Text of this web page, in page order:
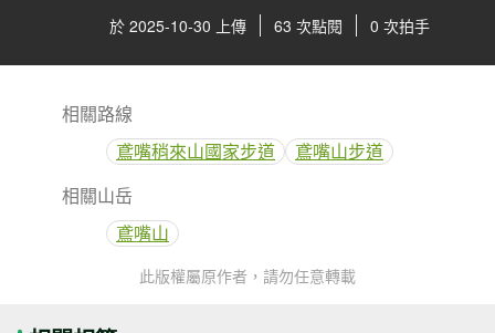
於 2025-10-30 上傳 63 次點閱 0 次拍手
相關路線
鳶嘴稍來山國家步道
鳶嘴山步道
相關山岳
鳶嘴山
此版權屬原作者，請勿任意轉載